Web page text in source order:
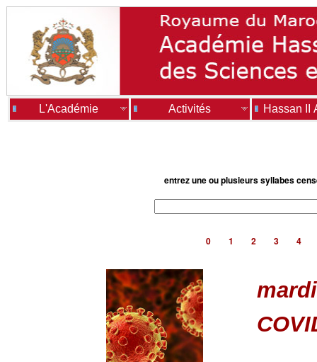
L'Académie Activités Hassan II
entrez une ou plusieurs syllabes
0 1 2 3 4